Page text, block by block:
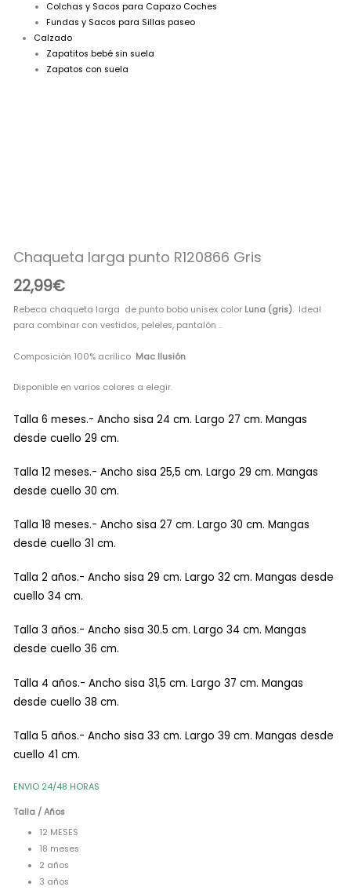
Colchas y Sacos para Capazo Coches
Fundas y Sacos para Sillas paseo
Calzado
Zapatitos bebé sin suela
Zapatos con suela
Chaqueta larga punto R120866 Gris
22,99€
Rebeca chaqueta larga de punto bobo unisex colorLuna (gris). Ideal
para combinar con vestidos, peleles, pantalón ..
Composición 100% acrilico Mac Ilusión
Disponible en varios colores a elegir.
Talla 6 meses.- Ancho sisa 24 cm. Largo 27 cm. Mangas
desde cuello 29 cm.
Talla 12 meses.- Ancho sisa 25,5 cm. Largo 29 cm. Mangas
desde cuello 30 cm.
Talla 18 meses.- Ancho sisa 27 cm. Largo 30 cm. Mangas
desde cuello 31 cm.
Talla 2 años.- Ancho sisa 29 cm. Largo 32 cm. Mangas desde
cuello 34 cm.
Talla 3 años.- Ancho sisa 30.5 cm. Largo 34 cm. Mangas
desde cuello 36 cm.
Talla 4 años.- Ancho sisa 31,5 cm. Largo 37 cm. Mangas
desde cuello 38 cm.
Talla 5 años.- Ancho sisa 33 cm. Largo 39 cm. Mangas desde
cuello 41 cm.
ENVIO 24/48 HORAS
Talla / Años
12 MESES
18 meses
2 años
3 años